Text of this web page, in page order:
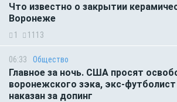
Что известно о закрытии
Воронеже
1 1113
06:33 Общество
Главное за ночь. CША просят
воронежского зэка, экс-
наказан за допинг